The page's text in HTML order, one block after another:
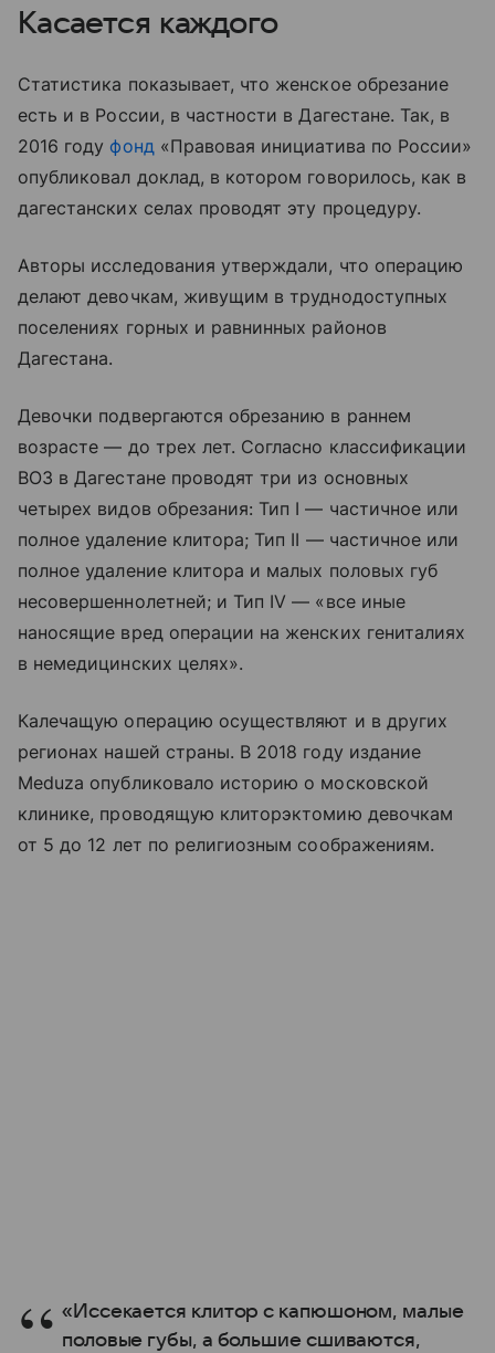
Касается каждого
Статистика показывает, что женское обрезание
есть и в России, в частности в Дагестане. Так, в
2016 годуфонд«Правовая инициатива по России»
опубликовал доклад, в котором говорилось, как в
дагестанских селах проводят эту процедуру.
Авторы исследования утверждали, что операцию
делают девочкам, живущим в труднодоступных
поселениях горных и равнинных районов
Дагестана.
Девочки подвергаются обрезанию в раннем
возрасте — до трех лет. Согласно классификации
ВОЗ в Дагестане проводят три из основных
четырех видов обрезания: Тип I — частичное или
полное удаление клитора; Тип II — частичное или
полное удаление клитора и малых половых губ
несовершеннолетней; и Тип IV — «все иные
наносящие вред операции на женских гениталиях
в немедицинских целях».
Калечащую операцию осуществляют и в других
регионах нашей страны. В 2018 году издание
Meduza опубликовало историю о московской
клинике, проводящую клиторэктомию девочкам
от 5 до 12 лет по религиозным соображениям.
«Иссекается клитор с капюшоном, малые
половые губы, а большие сшиваются,